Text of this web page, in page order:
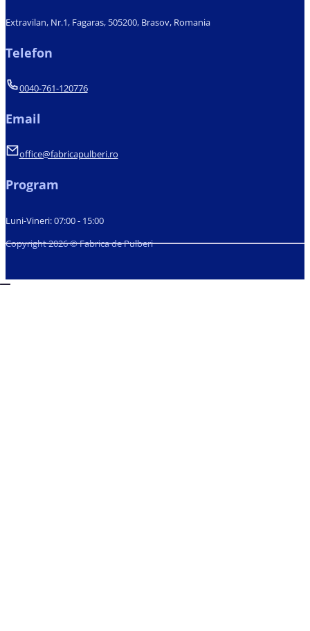
Extravilan, Nr.1, Fagaras, 505200, Brasov, Romania
Telefon
0040-761-120776
Email
office@fabricapulberi.ro
Program
Luni-Vineri: 07:00 - 15:00
Copyright 2026 © Fabrica de Pulberi